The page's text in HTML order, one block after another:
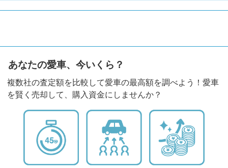
あなたの愛車、今いくら？
複数社の査定額を比較して愛車の最高額を調べよう！愛車
を賢く売却して、購入資金にしませんか？